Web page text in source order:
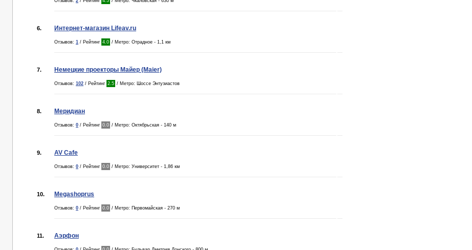
6. Интернет-магазин Lifeav.ru
Отзывов: 1 / Рейтинг 4.0 / Метро: Отрадное - 1,1 км
7. Немецкие проекторы Майер (Maier)
Отзывов: 102 / Рейтинг 2.5 / Метро: Шоссе Энтузиастов
8. Меридиан
Отзывов: 0 / Рейтинг 0.0 / Метро: Октябрьская - 140 м
9. AV Cafe
Отзывов: 0 / Рейтинг 0.0 / Метро: Университет - 1,86 км
10. Megashoprus
Отзывов: 0 / Рейтинг 0.0 / Метро: Первомайская - 270 м
11. Аэрфон